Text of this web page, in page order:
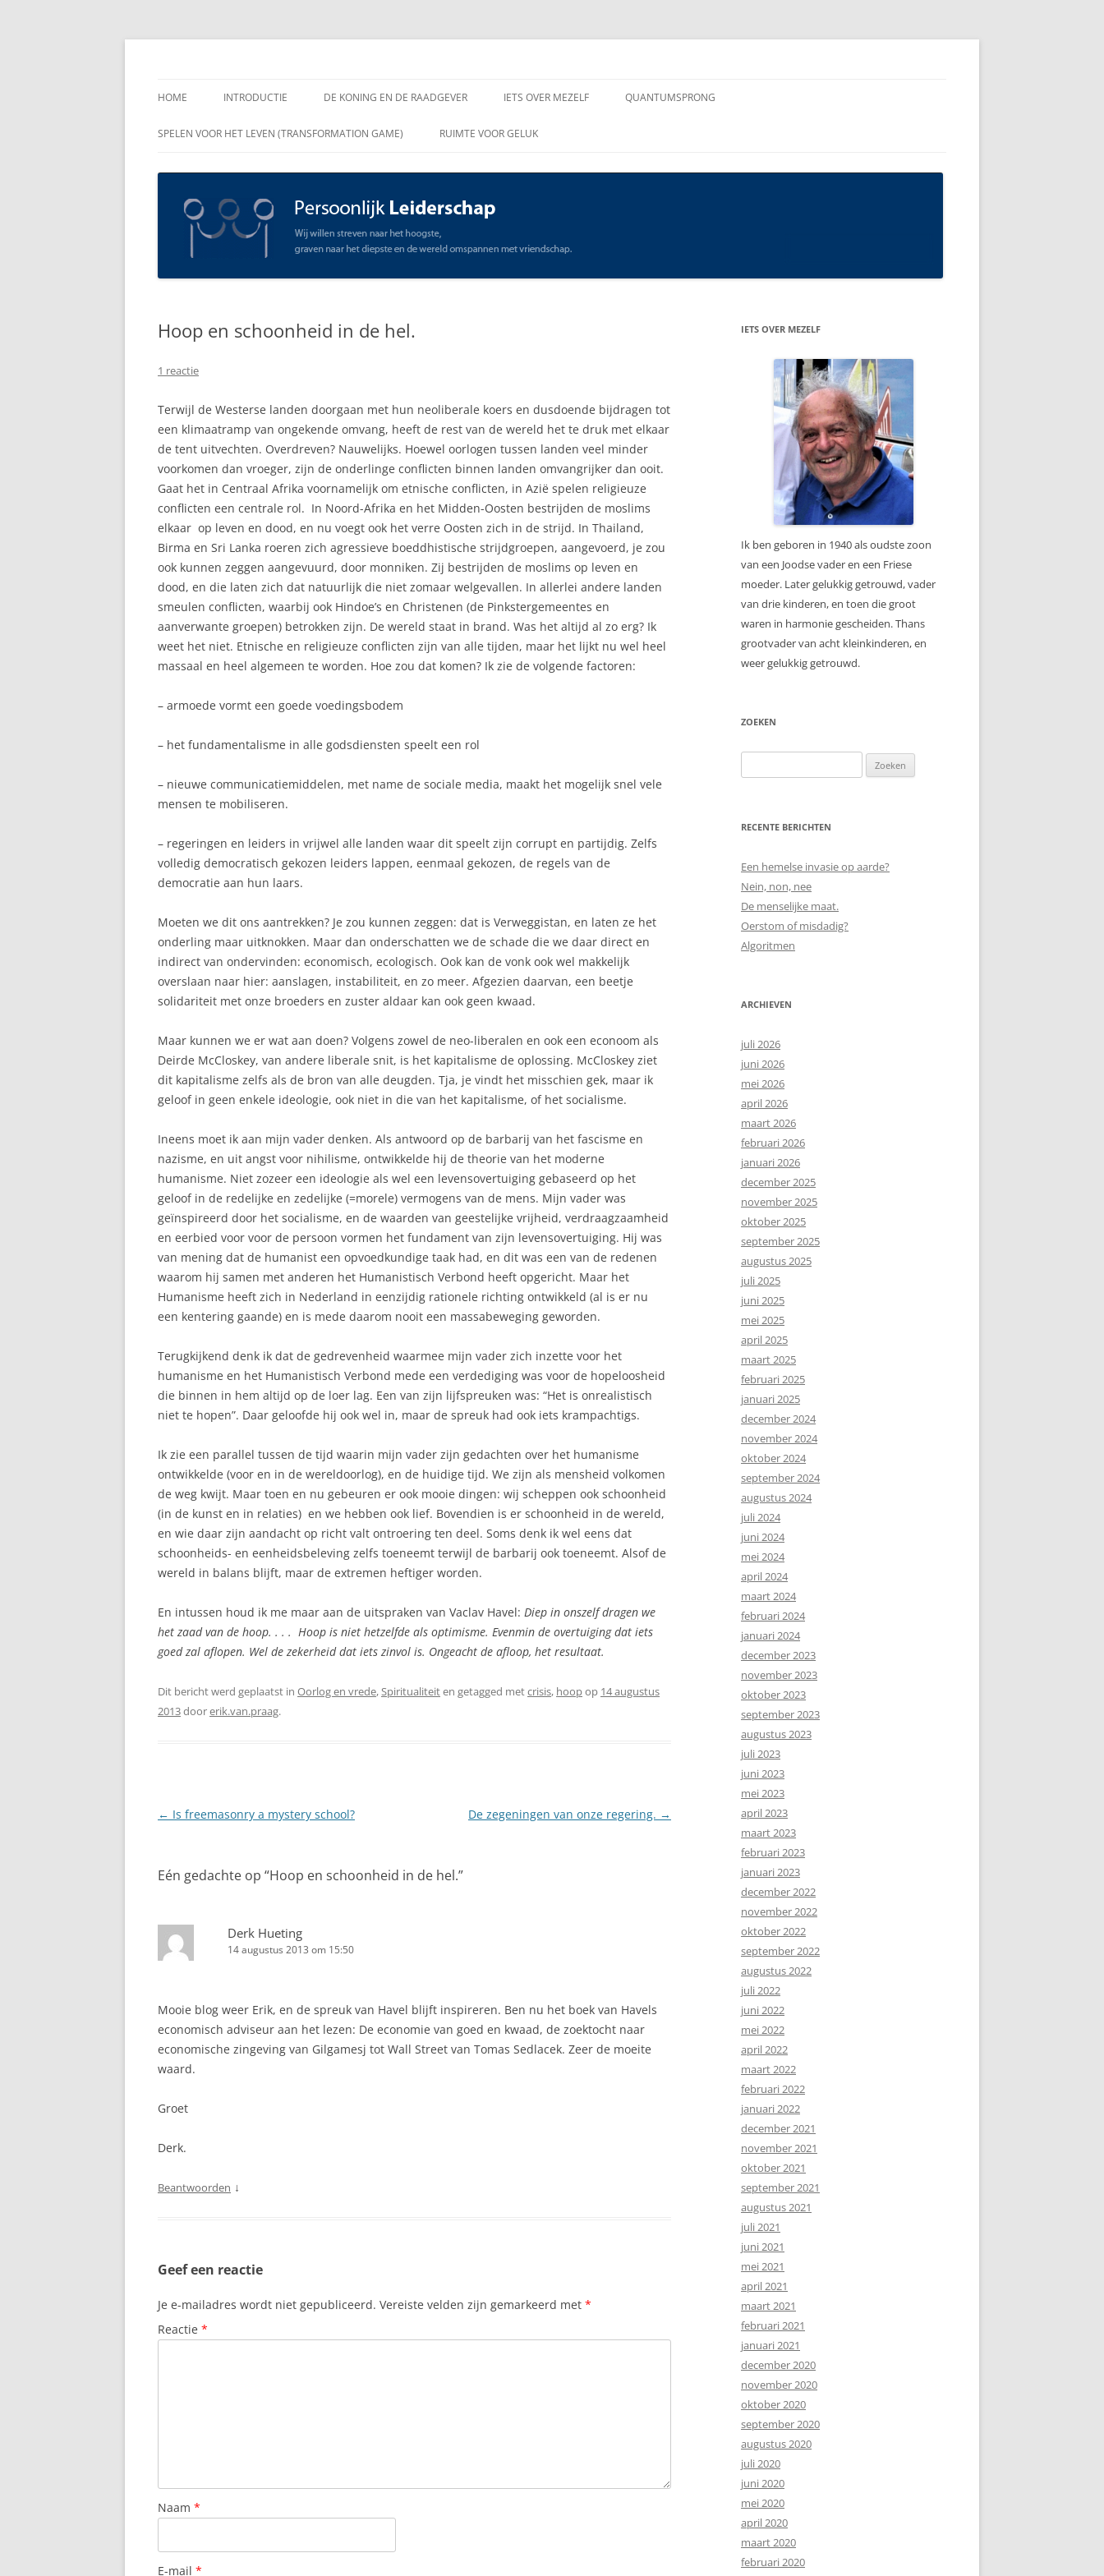
Spring
HOME INTRODUCTIE DE KONING EN DE RAADGEVER
ENKELE VRAGEN AAN DE
LEIDERSCHAP
OPEN COMMUNICATIE
IETS OVER MEZELF QUANTUMSPRONG
SPELEN VOOR HET LEVEN (TRANSFORMATION GAME) RUIMTE VOOR GELUK
Hoop en schoonheid in de hel.
1 reactie
Terwijl de Westerse landen doorgaan met hun neoliberale koers en dusdoende bijdragen tot
een klimaatramp van ongekende omvang, heeft de rest van de wereld het te druk met elkaar
de tent uitvechten. Overdreven? Nauwelijks. Hoewel oorlogen tussen landen veel minder
voorkomen dan vroeger, zijn de onderlinge conflicten binnen landen omvangrijker dan ooit.
Gaat het in Centraal Afrika voornamelijk om etnische conflicten, in Azië spelen religieuze
conflicten een centrale rol. In Noord-Afrika en het Midden-Oosten bestrijden de moslims
elkaar op leven en dood, en nu voegt ook het verre Oosten zich in de strijd. In Thailand,
Birma en Sri Lanka roeren zich agressieve boeddhistische strijdgroepen, aangevoerd, je zou
ook kunnen zeggen aangevuurd, door monniken. Zij bestrijden de moslims op leven en
dood, en die laten zich dat natuurlijk die niet zomaar welgevallen. In allerlei andere landen
smeulen conflicten, waarbij ook Hindoe’s en Christenen (de Pinkstergemeentes en
aanverwante groepen) betrokken zijn. De wereld staat in brand. Was het altijd al zo erg? Ik
weet het niet. Etnische en religieuze conflicten zijn van alle tijden, maar het lijkt nu wel heel
massaal en heel algemeen te worden. Hoe zou dat komen? Ik zie de volgende factoren:
– armoede vormt een goede voedingsbodem
– het fundamentalisme in alle godsdiensten speelt een rol
– nieuwe communicatiemiddelen, met name de sociale media, maakt het mogelijk snel vele
mensen te mobiliseren.
– regeringen en leiders in vrijwel alle landen waar dit speelt zijn corrupt en partijdig. Zelfs
volledig democratisch gekozen leiders lappen, eenmaal gekozen, de regels van de
democratie aan hun laars.
Moeten we dit ons aantrekken? Je zou kunnen zeggen: dat is Verweggistan, en laten ze het
onderling maar uitknokken. Maar dan onderschatten we de schade die we daar direct en
indirect van ondervinden: economisch, ecologisch. Ook kan de vonk ook wel makkelijk
overslaan naar hier: aanslagen, instabiliteit, en zo meer. Afgezien daarvan, een beetje
solidariteit met onze broeders en zuster aldaar kan ook geen kwaad.
Maar kunnen we er wat aan doen? Volgens zowel de neo-liberalen en ook een econoom als
Deirde McCloskey, van andere liberale snit, is het kapitalisme de oplossing. McCloskey ziet
dit kapitalisme zelfs als de bron van alle deugden. Tja, je vindt het misschien gek, maar ik
geloof in geen enkele ideologie, ook niet in die van het kapitalisme, of het socialisme.
Ineens moet ik aan mijn vader denken. Als antwoord op de barbarij van het fascisme en
nazisme, en uit angst voor nihilisme, ontwikkelde hij de theorie van het moderne
humanisme. Niet zozeer een ideologie als wel een levensovertuiging gebaseerd op het
geloof in de redelijke en zedelijke (=morele) vermogens van de mens. Mijn vader was
geïnspireerd door het socialisme, en de waarden van geestelijke vrijheid, verdraagzaamheid
en eerbied voor voor de persoon vormen het fundament van zijn levensovertuiging. Hij was
van mening dat de humanist een opvoedkundige taak had, en dit was een van de redenen
waarom hij samen met anderen het Humanistisch Verbond heeft opgericht. Maar het
Humanisme heeft zich in Nederland in eenzijdig rationele richting ontwikkeld (al is er nu
een kentering gaande) en is mede daarom nooit een massabeweging geworden.
Terugkijkend denk ik dat de gedrevenheid waarmee mijn vader zich inzette voor het
humanisme en het Humanistisch Verbond mede een verdediging was voor de hopeloosheid
die binnen in hem altijd op de loer lag. Een van zijn lijfspreuken was: “Het is onrealistisch
niet te hopen”. Daar geloofde hij ook wel in, maar de spreuk had ook iets krampachtigs.
Ik zie een parallel tussen de tijd waarin mijn vader zijn gedachten over het humanisme
ontwikkelde (voor en in de wereldoorlog), en de huidige tijd. We zijn als mensheid volkomen
de weg kwijt. Maar toen en nu gebeuren er ook mooie dingen: wij scheppen ook schoonheid
(in de kunst en in relaties) en we hebben ook lief. Bovendien is er schoonheid in de wereld,
en wie daar zijn aandacht op richt valt ontroering ten deel. Soms denk ik wel eens dat
schoonheids- en eenheidsbeleving zelfs toeneemt terwijl de barbarij ook toeneemt. Alsof de
wereld in balans blijft, maar de extremen heftiger worden.
En intussen houd ik me maar aan de uitspraken van Vaclav Havel: Diep in onszelf dragen we
het zaad van de hoop. . . . Hoop is niet hetzelfde als optimisme. Evenmin de overtuiging dat iets
goed zal aflopen. Wel de zekerheid dat iets zinvol is. Ongeacht de afloop, het resultaat.
Dit bericht werd geplaatst in Oorlog en vrede,Spiritualiteiten getagged metcrisis, hoopop 14 augustus
2013doorerik.van.praag.
Berichtnavigatie
← Is freemasonry a mystery school? De zegeningen van onze regering. →
Eén gedachte op “Hoop en schoonheid in de hel.”
Derk Hueting
14 augustus 2013 om 15:50
Mooie blog weer Erik, en de spreuk van Havel blijft inspireren. Ben nu het boek van Havels
economisch adviseur aan het lezen: De economie van goed en kwaad, de zoektocht naar
economische zingeving van Gilgamesj tot Wall Street van Tomas Sedlacek. Zeer de moeite
waard.
Groet
Derk.
Beantwoorden ↓
Geef een reactie
Je e-mailadres wordt niet gepubliceerd. Vereiste velden zijn gemarkeerd met *
Reactie *
Naam *
E-mail *
IETS OVER MEZELF
Ik ben geboren in 1940 als oudste zoon
van een Joodse vader en een Friese
moeder. Later gelukkig getrouwd, vader
van drie kinderen, en toen die groot
waren in harmonie gescheiden. Thans
grootvader van acht kleinkinderen, en
weer gelukkig getrouwd.
ZOEKEN
naar:
RECENTE BERICHTEN
Een hemelse invasie op aarde?
Nein, non, nee
De menselijke maat.
Oerstom of misdadig?
Algoritmen
ARCHIEVEN
juli 2026
juni 2026
mei 2026
april 2026
maart 2026
februari 2026
januari 2026
december 2025
november 2025
oktober 2025
september 2025
augustus 2025
juli 2025
juni 2025
mei 2025
april 2025
maart 2025
februari 2025
januari 2025
december 2024
november 2024
oktober 2024
september 2024
augustus 2024
juli 2024
juni 2024
mei 2024
april 2024
maart 2024
februari 2024
januari 2024
december 2023
november 2023
oktober 2023
september 2023
augustus 2023
juli 2023
juni 2023
mei 2023
april 2023
maart 2023
februari 2023
januari 2023
december 2022
november 2022
oktober 2022
september 2022
augustus 2022
juli 2022
juni 2022
mei 2022
april 2022
maart 2022
februari 2022
januari 2022
december 2021
november 2021
oktober 2021
september 2021
augustus 2021
juli 2021
juni 2021
mei 2021
april 2021
maart 2021
februari 2021
januari 2021
december 2020
november 2020
oktober 2020
september 2020
augustus 2020
juli 2020
juni 2020
mei 2020
april 2020
maart 2020
februari 2020